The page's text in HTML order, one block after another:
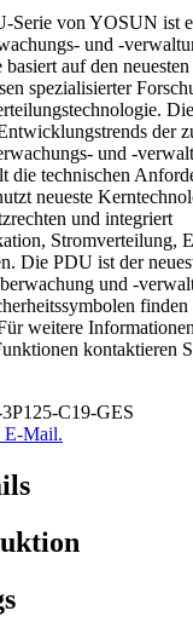
Serie von YOSUN ist
und -
auf den neuesten
spezialisierter
der
und -
die technischen
neueste
und integriert
Stromverteilung,
Die PDU ist der
und -
finden
weitere
kontaktieren
C19-GES
E-Mail.